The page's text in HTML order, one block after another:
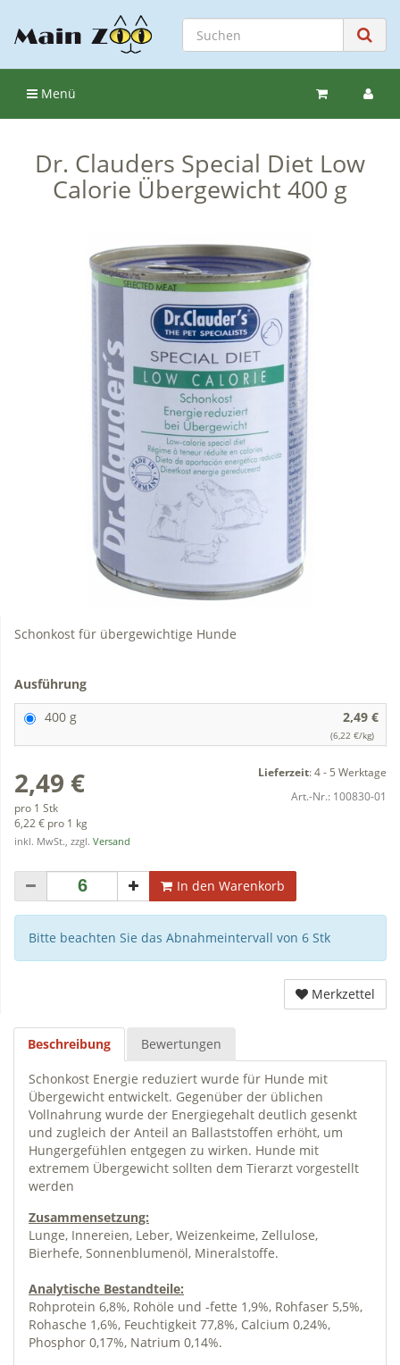
Menü
Dr. Clauders Special Diet Low
Calorie Übergewicht 400 g
Schonkost für übergewichtige Hunde
Ausführung
400 g
2,49 €
(6,22 €/kg)
2,49 €
pro 1 Stk
6,22 € pro 1 kg
inkl. MwSt., zzgl. Versand
Lieferzeit:4 - 5 Werktage
Art.-Nr.: 100830-01
In den Warenkorb
Bitte beachten Sie das Abnahmeintervall von 6 Stk
Merkzettel
Beschreibung Bewertungen
Schonkost Energie reduziert wurde für Hunde mit
Übergewicht entwickelt. Gegenüber der üblichen
Vollnahrung wurde der Energiegehalt deutlich gesenkt
und zugleich der Anteil an Ballaststoffen erhöht, um
Hungergefühlen entgegen zu wirken. Hunde mit
extremem Übergewicht sollten dem Tierarzt vorgestellt
werden
Zusammensetzung:
Lunge, Innereien, Leber, Weizenkeime, Zellulose,
Bierhefe, Sonnenblumenöl, Mineralstoffe.
Analytische Bestandteile:
Rohprotein 6,8%, Rohöle und -fette 1,9%, Rohfaser 5,5%,
Rohasche 1,6%, Feuchtigkeit 77,8%, Calcium 0,24%,
Phosphor 0,17%, Natrium 0,14%.